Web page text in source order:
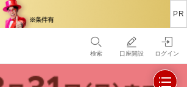
検索 口座開設 ログイン